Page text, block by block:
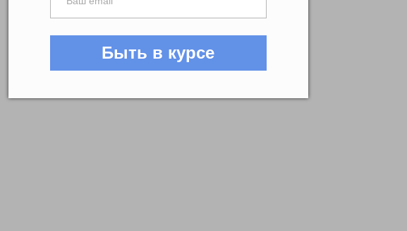
Быть в курсе